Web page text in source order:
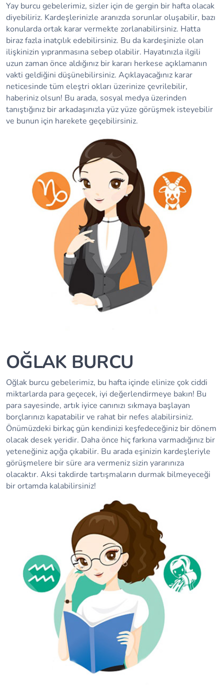
Yay burcu gebelerimiz, sizler için de gergin bir hafta olacak
diyebiliriz. Kardeşlerinizle aranızda sorunlar oluşabilir, bazı
konularda ortak karar vermekte zorlanabilirsiniz. Hatta
biraz fazla inatçılık edebilirsiniz. Bu da kardeşinizle olan
ilişkinizin yıpranmasına sebep olabilir. Hayatınızla ilgili
uzun zaman önce aldığınız bir kararı herkese açıklamanın
vakti geldiğini düşünebilirsiniz. Açıklayacağınız karar
neticesinde tüm eleştri okları üzerinize çevrilebilir,
haberiniz olsun! Bu arada, sosyal medya üzerinden
tanıştığınız bir arkadaşınızla yüz yüze görüşmek isteyebilir
ve bunun için harekete geçebilirsiniz.
OĞLAK BURCU
Oğlak burcu gebelerimiz, bu hafta içinde elinize çok ciddi
miktarlarda para geçecek, iyi değerlendirmeye bakın! Bu
para sayesinde, artık iyice canınızı sıkmaya başlayan
borçlarınızı kapatabilir ve rahat bir nefes alabilirsiniz.
Önümüzdeki birkaç gün kendinizi keşfedeceğiniz bir dönem
olacak desek yeridir. Daha önce hiç farkına varmadığınız bir
yeteneğiniz açığa çıkabilir. Bu arada eşinizin kardeşleriyle
görüşmelere bir süre ara vermeniz sizin yararınıza
olacaktır. Aksi takdirde tartışmaların durmak bilmeyeceği
bir ortamda kalabilirsiniz!